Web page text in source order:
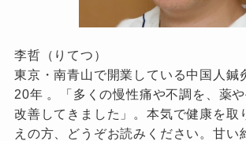
李哲（りてつ）
東京・南青山で開業している中国人鍼
20年 。「多くの慢性痛や不調を、薬
改善してきました」。本気で健康を取
えの方、どうぞお読みください。甘い